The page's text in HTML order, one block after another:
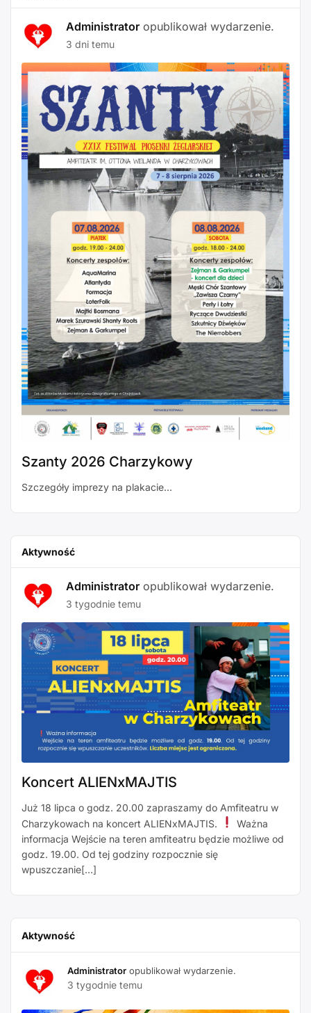
Administrator opublikował wydarzenie.
3 dni temu
Szanty 2026 Charzykowy
Szczegóły imprezy na plakacie…
Aktywność
Administrator opublikował wydarzenie.
3 tygodnie temu
Koncert ALIENxMAJTIS
Już 18 lipca o godz. 20.00 zapraszamy do Amfiteatru w
Charzykowach na koncert ALIENxMAJTIS.
Ważna
informacja Wejście na teren amfiteatru będzie możliwe od
godz. 19.00. Od tej godziny rozpocznie się
wpuszczanie[…]
Aktywność
Administrator opublikował wydarzenie.
3 tygodnie temu